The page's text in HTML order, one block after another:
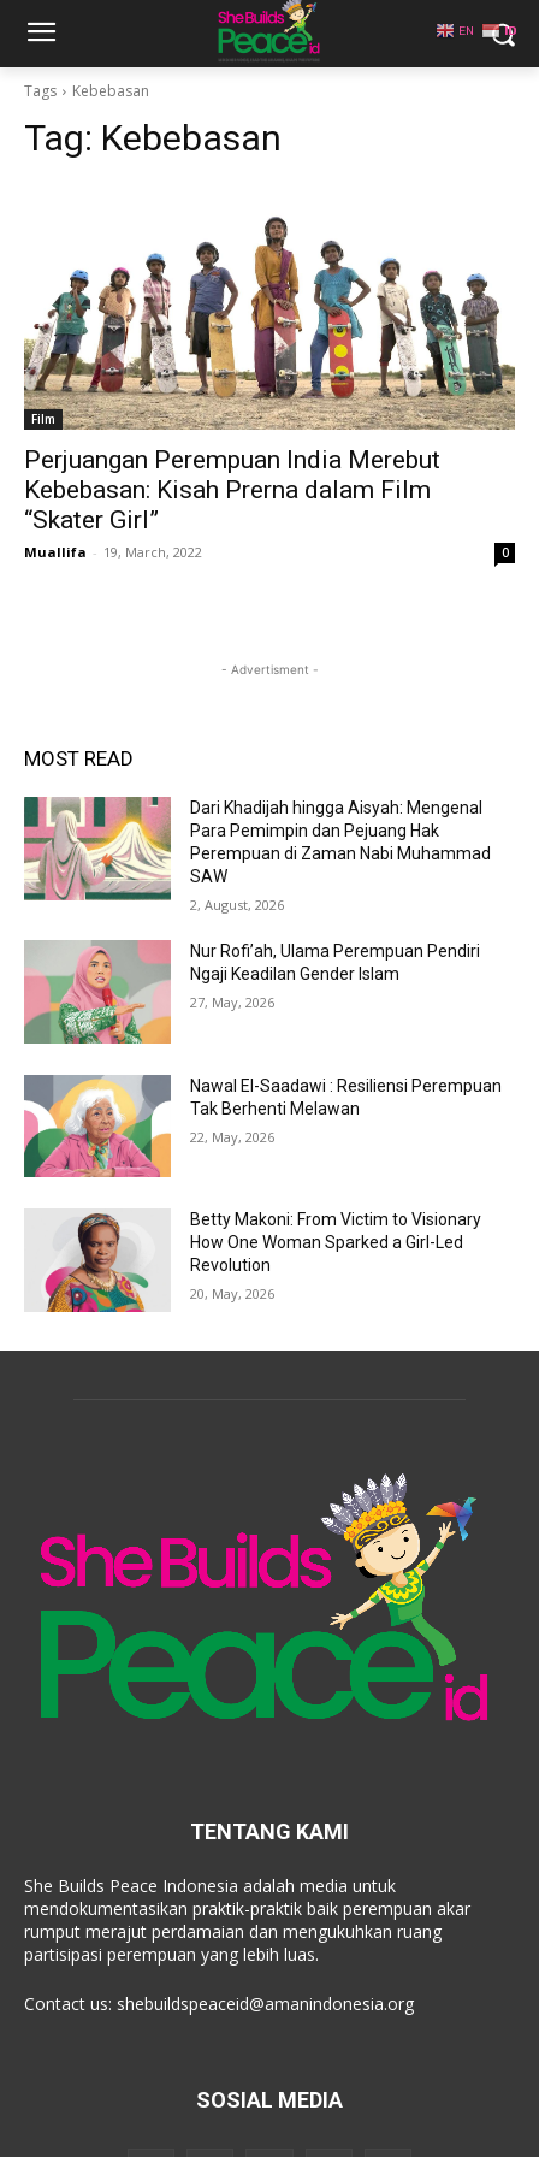
Tags Kebebasan
Tag: Kebebasan
Film
Perjuangan Perempuan India Merebut
Kebebasan: Kisah Prerna dalam Film
“Skater Girl”
Muallifa - 19, March, 2022 0
- Advertisment -
MOST READ
Dari Khadijah hingga Aisyah: Mengenal
Para Pemimpin dan Pejuang Hak
Perempuan di Zaman Nabi Muhammad
SAW
2, August, 2026
Nur Rofi’ah, Ulama Perempuan Pendiri
Ngaji Keadilan Gender Islam
27, May, 2026
Nawal El-Saadawi : Resiliensi Perempuan
Tak Berhenti Melawan
22, May, 2026
Betty Makoni: From Victim to Visionary
How One Woman Sparked a Girl-Led
Revolution
20, May, 2026
TENTANG KAMI
She Builds Peace Indonesia adalah media untuk
mendokumentasikan praktik-praktik baik perempuan akar
rumput merajut perdamaian dan mengukuhkan ruang
partisipasi perempuan yang lebih luas.
Contact us: shebuildspeaceid@amanindonesia.org
SOSIAL MEDIA
EN ID